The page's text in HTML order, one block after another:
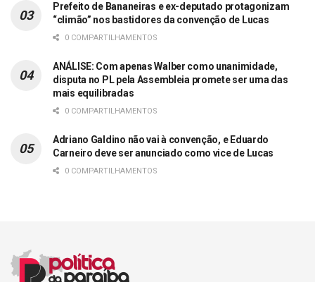
Prefeito de Bananeiras e ex-deputado protagonizam
“climão” nos bastidores da convenção de Lucas
0 COMPARTILHAMENTOS
ANÁLISE: Com apenas Walber como unanimidade,
disputa no PL pela Assembleia promete ser uma das
mais equilibradas
0 COMPARTILHAMENTOS
Adriano Galdino não vai à convenção, e Eduardo
Carneiro deve ser anunciado como vice de Lucas
0 COMPARTILHAMENTOS